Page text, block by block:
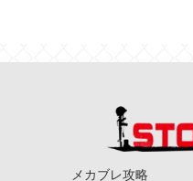
メカブレ攻略